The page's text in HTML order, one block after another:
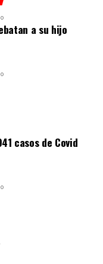
a su hijo
casos de Covid